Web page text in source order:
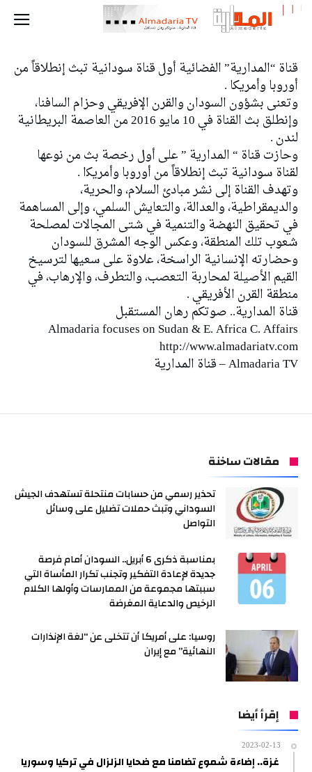
قناة “المدارية” الفضائية أول قناة سودانية تبث إنطلاقاً من
أوروبا وأمريكا .
وﺗﻌﻨﻰ ﺑﺸﺆﻭﻥ ﺍﻟﺴﻮﺩﺍﻥ ﻭﺍﻟﻘﺮﻥ ﺍﻹﻓﺮﻳﻘﻲ ﻭﺣﺰﺍﻡ ﺍﻟﺴﺎﻓﻨﺎ،
وإنطلق بث القناة ﻓﻲ 10 ﻣﺎﻳﻮ 2016 ﻣﻦ ﺍﻟﻌﺎﺻﻤﺔ ﺍﻟﺒﺮﻳﻄﺎﻧﻴﺔ
ﻟﻨﺪﻥ .
وحازت ﻗﻨﺎﺓ “ ﺍﻟﻤﺪﺍﺭﻳﺔ ” ﻋﻠﻰ ﺃﻭﻝ ﺭﺧﺼﺔ بث ﻣﻦ ﻧﻮﻋﻬﺎ
ﻟﻘﻨﺎﺓ ﺳﻮﺩﺍﻧﻴﺔ ﺗﺒﺚ ﺇﻧﻄﻼﻗﺎً ﻣﻦ ﺃﻭﺭﻭﺑﺎ ﻭﺃﻣﺮﻳﻜا .
وتهدف القناة إلى نشر مبادئ السلام، والحرية،
والديمقراطية، والعدالة، والتعايش السلمي، وإلى المساهمة
في تحقيق النهضة والتنمية ﻓﻲ ﺷﺘﻰ ﺍﻟﻤﺠﺎﻻﺕ ﻟﻤﺼﻠﺤﺔ
ﺷﻌﻮﺏ ﺗﻠﻚ ﺍﻟﻤﻨﻄﻘﺔ، وعكس الوجه المشرق للسودان
وحضارته الإنسانية الراسخة، علاوة على سعيها لترسيخ
القيم الأصيلة لمحاربة التعصب، والتطرف، والإرهاب، في
منطقة القرن الأفريقي .
‏‏‏‏‏‏‏‏‏‏‏‏‏‏‏‏قناة المدارية.. صوتكم رهان المستقبل
Almadaria focuses on Sudan & E. Africa C. Affairs
http://www.almadariatv.com
Almadaria TV – قناة المدارية
مقالات ساخنة
تحذير رسمي من حسابات منتحلة تستهدف الجيش
السوداني وتبث حملات تضليل على وسائل
التواصل
بمناسبة ذكرى 6 أبريل.. السودان أمام فرصة
جديدة لإعادة التفكير وتجنب تكرار المأساة التي
سببتها مجموعة من الممارسات وأولها الكلام
الرخيص والدعاية المغرضة
روسيا: على أمريكا أن تتخلى عن “لغة الإنذارات
النهائية” مع إيران
إقرأ أيضا
2023-02-13
غزة.. إضاءة شموع تضامنا مع ضحايا الزلزال في تركيا وسوريا